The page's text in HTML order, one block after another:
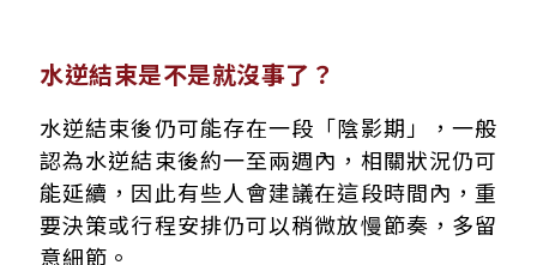
水逆結束是不是就沒事了？
水逆結束後仍可能存在一段「陰影期」，一般
認為水逆結束後約一至兩週內，相關狀況仍可
能延續，因此有些人會建議在這段時間內，重
要決策或行程安排仍可以稍微放慢節奏，多留
意細節。